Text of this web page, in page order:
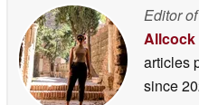
Editor
Allcock
articles
since